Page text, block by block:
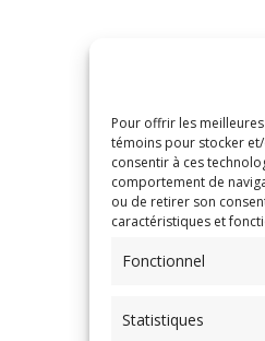
Pour offrir les
témoins pour stocker
consentir à ces
comportement de
ou de retirer son
caractéristiques et
Fonctionnel
Statistiques